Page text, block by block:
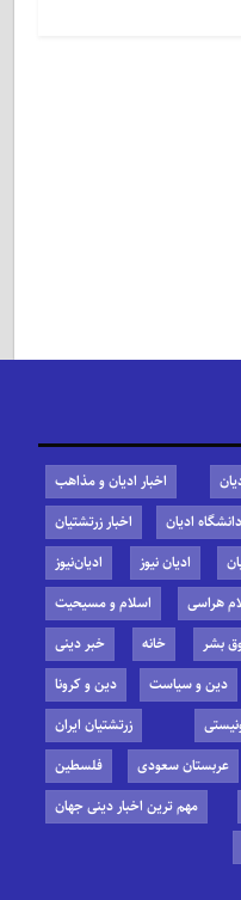
اخبار ادیان و مذاهب
ادیان
اخبار زرتشتیان
ادیان نیوز
ادیان‌نیوز
هراسی
اسلام و مسیحیت
بشر خانه
خبر دینی
دین و سیاست
دین و کرونا
زرتشتیان ایران
عربستان سعودی
فلسطین
مهم ترین اخبار دینی جهان